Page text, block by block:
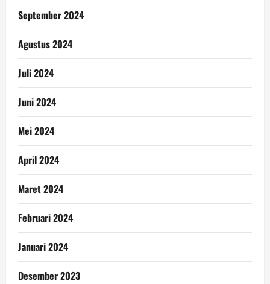
September 2024
Agustus 2024
Juli 2024
Juni 2024
Mei 2024
April 2024
Maret 2024
Februari 2024
Januari 2024
Desember 2023